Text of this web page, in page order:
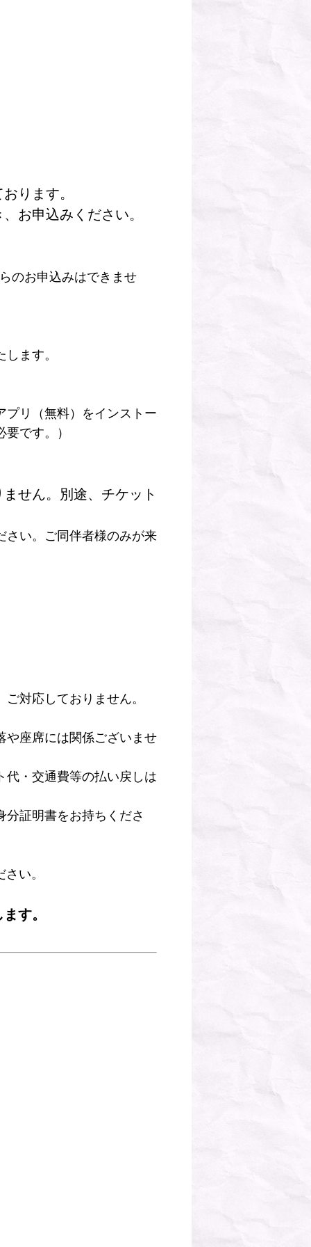
ります。
お申込みください。
のお申込みはできませ
ます。
リ（無料）をインストー
です。）
せん。別途、チケット
さい。ご同伴者様のみが来
対応しておりません。
や座席には関係ございませ
・交通費等の払い戻しは
証明書をお持ちくださ
い。
す。